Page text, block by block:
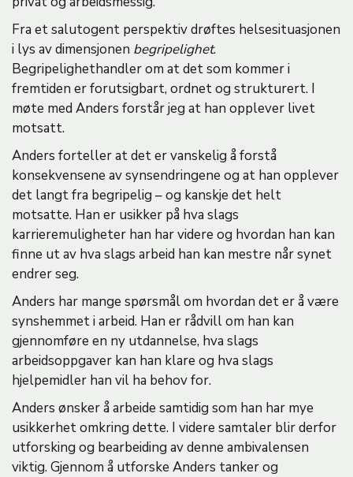
Fra et salutogent perspektiv drøftes helsesituasjonen
i lys av dimensjonen begripelighet.
Begripelighethandler om at det som kommer i
fremtiden er forutsigbart, ordnet og strukturert. I
møte med Anders forstår jeg at han opplever livet
motsatt.
Anders forteller at det er vanskelig å forstå
konsekvensene av synsendringene og at han opplever
det langt fra begripelig – og kanskje det helt
motsatte. Han er usikker på hva slags
karrieremuligheter han har videre og hvordan han kan
finne ut av hva slags arbeid han kan mestre når synet
endrer seg.
Anders har mange spørsmål om hvordan det er å være
synshemmet i arbeid. Han er rådvill om han kan
gjennomføre en ny utdannelse, hva slags
arbeidsoppgaver kan han klare og hva slags
hjelpemidler han vil ha behov for.
Anders ønsker å arbeide samtidig som han har mye
usikkerhet omkring dette. I videre samtaler blir derfor
utforsking og bearbeiding av denne ambivalensen
viktig. Gjennom å utforske Anders tanker og